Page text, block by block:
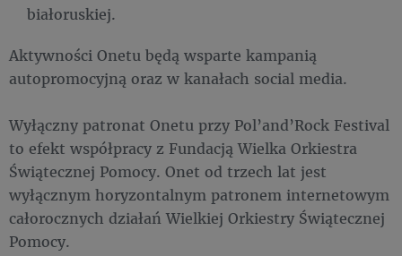
białoruskiej.
Aktywności Onetu będą wsparte kampanią
autopromocyjną oraz w kanałach social media.
Wyłączny patronat Onetu przy Pol’and’Rock Festival
to efekt współpracy z Fundacją Wielka Orkiestra
Świątecznej Pomocy. Onet od trzech lat jest
wyłącznym horyzontalnym patronem internetowym
całorocznych działań Wielkiej Orkiestry Świątecznej
Pomocy.